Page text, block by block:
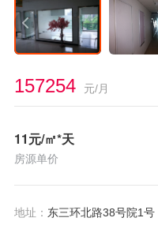
157254 元/月
11元/㎡*天
房源单价
地址： 东三环北路38号院1号